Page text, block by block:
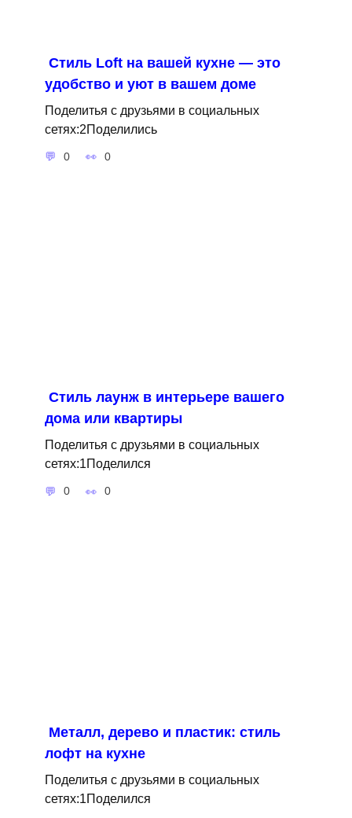
Стиль Loft на вашей кухне — это
удобство и уют в вашем доме
Поделитья с друзьями в социальных
сетях:2Поделились
0 0
Cтиль лаунж в интерьере вашего
дома или квартиры
Поделитья с друзьями в социальных
сетях:1Поделился
0 0
Металл, дерево и пластик: стиль
лофт на кухне
Поделитья с друзьями в социальных
сетях:1Поделился